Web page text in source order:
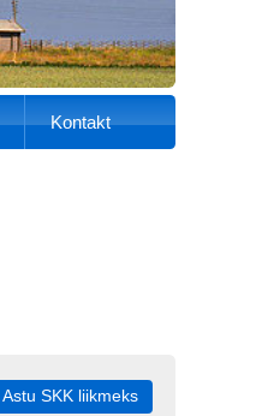
Kontakt
Astu SKK liikmeks